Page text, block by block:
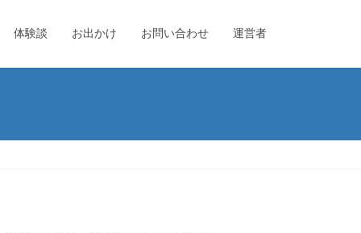
体験談 お出かけ お問い合わせ 運営者